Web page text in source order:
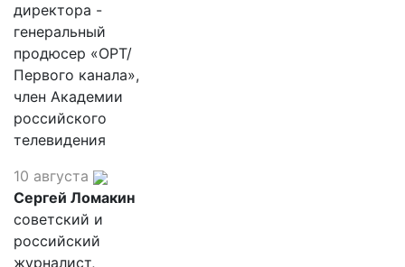
директора -
генеральный
продюсер «ОРТ/
Первого канала»,
член Академии
российского
телевидения
10 августа
Сергей Ломакин
советский и
российский
журналист,